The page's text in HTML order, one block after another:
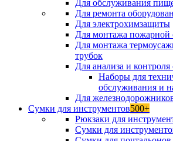
Для обслуживания
Для ремонта
Для электрохимзащиты
Для монтажа пожарной
Для монтажа
трубок
Для анализа и
Наборы для
обслуживания и
Для
Сумки для инструментов500+
Рюкзаки для
Сумки для